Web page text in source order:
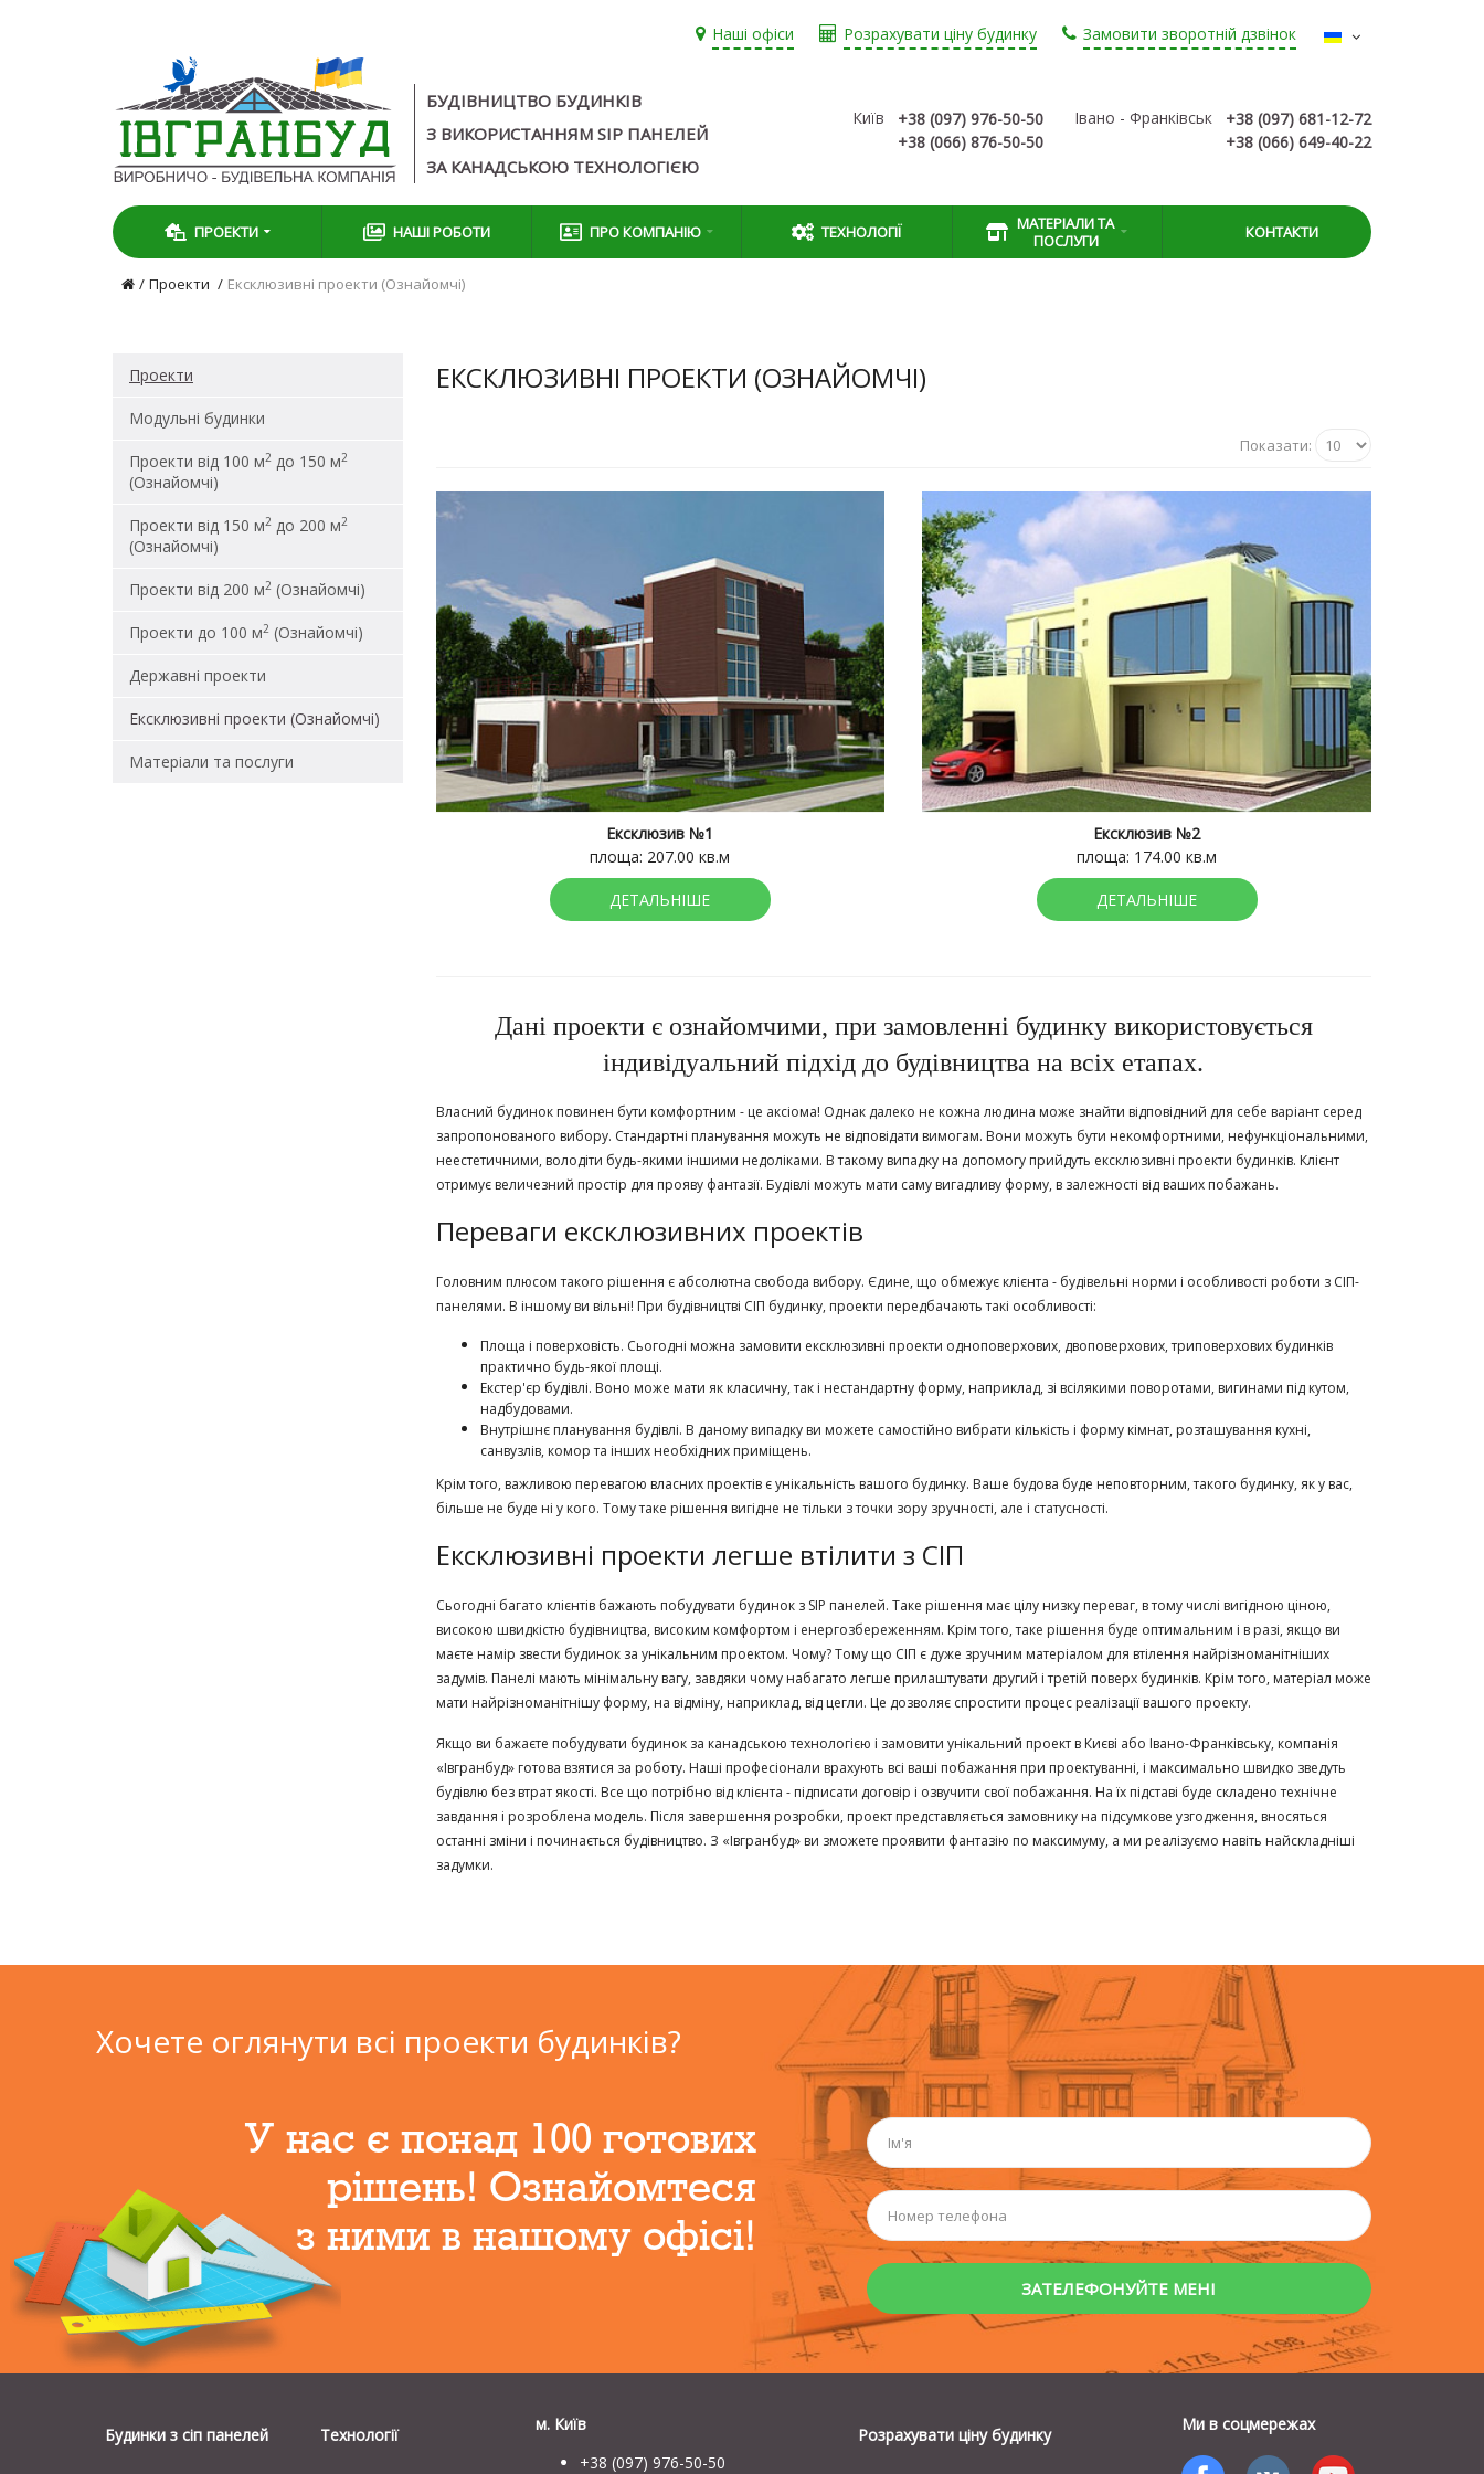
Наші офіси Розрахувати ціну будинку Замовити зворотній дзвінок
БУДІВНИЦТВО БУДИНКІВ
З ВИКОРИСТАННЯМ SIP ПАНЕЛЕЙ
ЗА КАНАДСЬКОЮ ТЕХНОЛОГІЄЮ
Київ
+38 (097) 976-50-50
+38 (066) 876-50-50
Івано - Франківськ
+38 (097) 681-12-72
+38 (066) 649-40-22
ПРОЕКТИ НАШІ РОБОТИ ПРО КОМПАНІЮ ТЕХНОЛОГІЇ
МАТЕРІАЛИ ТА
ПОСЛУГИ
КОНТАКТИ
Проекти Ексклюзивні проекти (Ознайомчі)
Проекти
Модульні будинки
Проекти від 100 м2 до 150 м2
(Ознайомчі)
Проекти від 150 м2 до 200 м2
(Ознайомчі)
Проекти від 200 м2 (Ознайомчі)
Проекти до 100 м2 (Ознайомчі)
Державні проекти
Ексклюзивні проекти (Ознайомчі)
Матеріали та послуги
ЕКСКЛЮЗИВНІ ПРОЕКТИ (ОЗНАЙОМЧІ)
Показати:
Ексклюзив №1
площа: 207.00 кв.м
ДЕТАЛЬНІШЕ
Ексклюзив №2
площа: 174.00 кв.м
ДЕТАЛЬНІШЕ
Дані проекти є ознайомчими, при замовленні будинку використовується
індивідуальний підхід до будівництва на всіх етапах.
Власний будинок повинен бути комфортним - це аксіома! Однак далеко не кожна людина може знайти відповідний для себе варіант серед
запропонованого вибору. Стандартні планування можуть не відповідати вимогам. Вони можуть бути некомфортними, нефункціональними,
неестетичними, володіти будь-якими іншими недоліками. В такому випадку на допомогу прийдуть ексклюзивні проекти будинків. Клієнт
отримує величезний простір для прояву фантазії. Будівлі можуть мати саму вигадливу форму, в залежності від ваших побажань.
Переваги ексклюзивних проектів
Головним плюсом такого рішення є абсолютна свобода вибору. Єдине, що обмежує клієнта - будівельні норми і особливості роботи з СІП-
панелями. В іншому ви вільні! При будівництві СІП будинку, проекти передбачають такі особливості:
Площа і поверховість. Сьогодні можна замовити ексклюзивні проекти одноповерхових, двоповерхових, триповерхових будинків
практично будь-якої площі.
Екстер'єр будівлі. Воно може мати як класичну, так і нестандартну форму, наприклад, зі всілякими поворотами, вигинами під кутом,
надбудовами.
Внутрішнє планування будівлі. В даному випадку ви можете самостійно вибрати кількість і форму кімнат, розташування кухні,
санвузлів, комор та інших необхідних приміщень.
Крім того, важливою перевагою власних проектів є унікальність вашого будинку. Ваше будова буде неповторним, такого будинку, як у вас,
більше не буде ні у кого. Тому таке рішення вигідне не тільки з точки зору зручності, але і статусності.
Ексклюзивні проекти легше втілити з СІП
Сьогодні багато клієнтів бажають побудувати будинок з SIP панелей. Таке рішення має цілу низку переваг, в тому числі вигідною ціною,
високою швидкістю будівництва, високим комфортом і енергозбереженням. Крім того, таке рішення буде оптимальним і в разі, якщо ви
маєте намір звести будинок за унікальним проектом. Чому? Тому що СІП є дуже зручним матеріалом для втілення найрізноманітніших
задумів. Панелі мають мінімальну вагу, завдяки чому набагато легше прилаштувати другий і третій поверх будинків. Крім того, матеріал може
мати найрізноманітнішу форму, на відміну, наприклад, від цегли. Це дозволяє спростити процес реалізації вашого проекту.
Якщо ви бажаєте побудувати будинок за канадською технологією і замовити унікальний проект в Києві або Івано-Франківську, компанія
«Івгранбуд» готова взятися за роботу. Наші професіонали врахують всі ваші побажання при проектуванні, і максимально швидко зведуть
будівлю без втрат якості. Все що потрібно від клієнта - підписати договір і озвучити свої побажання. На їх підставі буде складено технічне
завдання і розроблена модель. Після завершення розробки, проект представляється замовнику на підсумкове узгодження, вносяться
останні зміни і починається будівництво. З «Івгранбуд» ви зможете проявити фантазію по максимуму, а ми реалізуємо навіть найскладніші
задумки.
Хочете оглянути всі проекти будинків?
У нас є понад 100 готових
рішень! Ознайомтеся
з ними в нашому офісі!
Будинки з сiп панелей Технології
м. Київ
+38 (097) 976-50-50
Розрахувати ціну будинку
Ми в соцмережах